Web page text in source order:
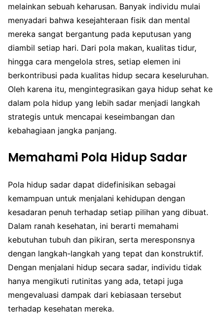
melainkan sebuah keharusan. Banyak individu mulai
menyadari bahwa kesejahteraan fisik dan mental
mereka sangat bergantung pada keputusan yang
diambil setiap hari. Dari pola makan, kualitas tidur,
hingga cara mengelola stres, setiap elemen ini
berkontribusi pada kualitas hidup secara keseluruhan.
Oleh karena itu, mengintegrasikan gaya hidup sehat ke
dalam pola hidup yang lebih sadar menjadi langkah
strategis untuk mencapai keseimbangan dan
kebahagiaan jangka panjang.
Memahami Pola Hidup Sadar
Pola hidup sadar dapat didefinisikan sebagai
kemampuan untuk menjalani kehidupan dengan
kesadaran penuh terhadap setiap pilihan yang dibuat.
Dalam ranah kesehatan, ini berarti memahami
kebutuhan tubuh dan pikiran, serta meresponsnya
dengan langkah-langkah yang tepat dan konstruktif.
Dengan menjalani hidup secara sadar, individu tidak
hanya mengikuti rutinitas yang ada, tetapi juga
mengevaluasi dampak dari kebiasaan tersebut
terhadap kesehatan mereka.